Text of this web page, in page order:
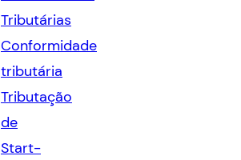
Tributárias
Conformidade
tributária
Tributação
de
Start-